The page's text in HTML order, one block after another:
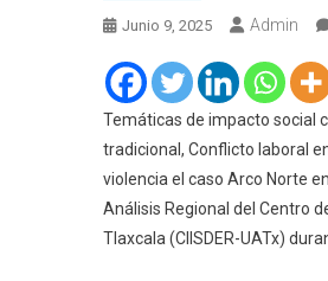
Junio 9, 2025 Admin
Temáticas de impacto social
tradicional, Conflicto laboral
violencia el caso Arco Norte
Análisis Regional del Centro
Tlaxcala (CIISDER-UATx)